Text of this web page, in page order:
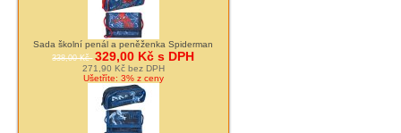
Sada školní penál a peněženka Spiderman
338,00 Kč 329,00 Kč s DPH
271,90 Kč bez DPH
Ušetříte: 3% z ceny